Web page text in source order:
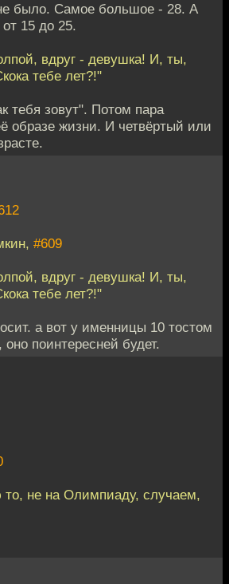
было. Самое большое - 28. А
15 до 25.
вдруг - девушка! И, ты,
тебе лет?!"
тебя зовут". Потом пара
образе жизни. И четвёртый или
#609
вдруг - девушка! И, ты,
тебе лет?!"
а вот у именницы 10 тостом
оно поинтересней будет.
не на Олимпиаду, случаем,